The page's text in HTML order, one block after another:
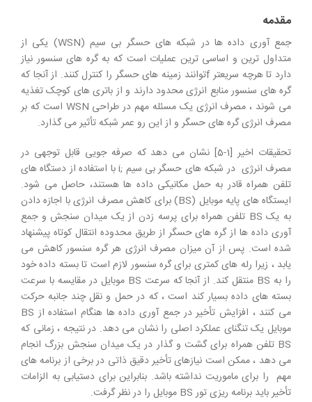
مقدمه
جمع آوری داده ها در شبکه های حسگر بی سیم (WSN) یکی از
متداول ترین و اساسی ترین عملیات است که به گره های سنسور نیاز
دارد تا هرچه سریعتر fتوانند زمینه های حسگر را کنترل کنند. از آنجا که
گره های سنسور منابع انرژی محدود دارند و از باتری های کوچک تغذیه
می شوند ، مصرف انرژی یک مسئله مهم در طراحی WSN است که بر
مصرف انرژی گره های حسگر و از این رو عمر شبکه تأثیر می گذارد.
تحقیقات اخیر [1-5] نشان می دهد که صرفه جویی قابل توجهی در
مصرف انرژی در شبکه های حسگر بی سیم ;i با استفاده از دستگاه های
تلفن همراه قادر به حمل مکانیکی داده ها هستند، حاصل می شود.
ایستگاه های پایه موبایل (BS) برای کاهش مصرف انرژی با اجازه دادن
به یک BS تلفن همراه برای پرسه زدن از یک میدان سنجش و جمع
آوری داده ها از گره های حسگر از طریق محدوده انتقال کوتاه پیشنهاد
شده است. پس از آن میزان مصرف انرژی هر گره سنسور کاهش می
یابد ، زیرا رله های کمتری برای گره سنسور لازم است تا بسته داده خود
را به BS منتقل کند. از آنجا که سرعت BS موبایل در مقایسه با سرعت
بسته های داده بسیار کند است ، که در حمل و نقل چند جانبه حرکت
می کنند ، افزایش تأخیر در جمع آوری داده ها هنگام استفاده از BS
موبایل یک تنگنای عملکرد اصلی را نشان می دهد. در نتیجه ، زمانی که
BS تلفن همراه برای گشت و گذار در یک میدان سنجش بزرگ انجام
می دهد ، ممکن است نیازهای تأخیر دقیق ذاتی در برخی از برنامه های
مهم را برای ماموریت نداشته باشد. بنابراین برای دستیابی به الزامات
تأخیر باید برنامه ریزی تور BS موبایل را در نظر گرفت.